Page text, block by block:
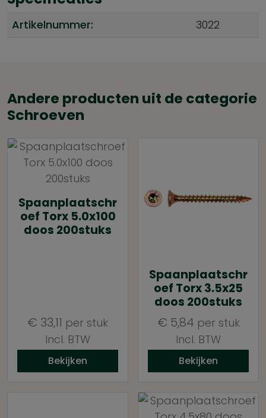
Artikelnummer: 3022
Andere producten uit de categorie
Schroeven
Spaanplaatschr
oef Torx 5.0x100
doos 200stuks
€ 33,11 per stuk
Incl. BTW
Bekijken
Spaanplaatschr
oef Torx 3.5x25
doos 200stuks
€ 5,84 per stuk
Incl. BTW
Bekijken